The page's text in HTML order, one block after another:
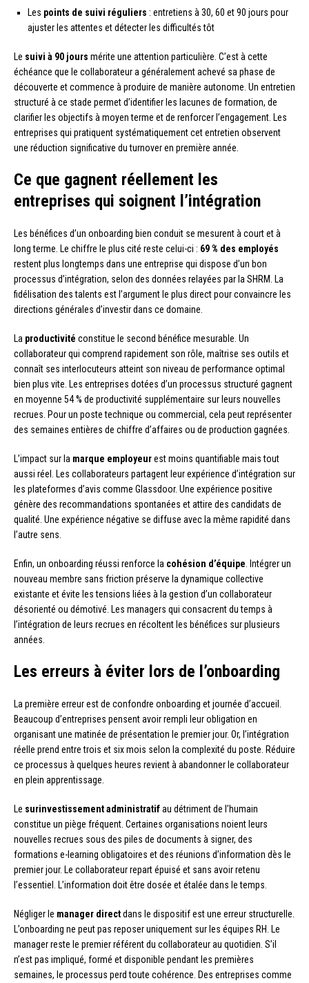
Les points de suivi réguliers : entretiens à 30, 60 et 90 jours pour
ajuster les attentes et détecter les difficultés tôt
Le suivi à 90 jours mérite une attention particulière. C’est à cette
échéance que le collaborateur a généralement achevé sa phase de
découverte et commence à produire de manière autonome. Un entretien
structuré à ce stade permet d’identifier les lacunes de formation, de
clarifier les objectifs à moyen terme et de renforcer l’engagement. Les
entreprises qui pratiquent systématiquement cet entretien observent
une réduction significative du turnover en première année.
Ce que gagnent réellement les
entreprises qui soignent l’intégration
Les bénéfices d’un onboarding bien conduit se mesurent à court et à
long terme. Le chiffre le plus cité reste celui-ci : 69 % des employés
restent plus longtemps dans une entreprise qui dispose d’un bon
processus d’intégration, selon des données relayées par la SHRM. La
fidélisation des talents est l’argument le plus direct pour convaincre les
directions générales d’investir dans ce domaine.
La productivité constitue le second bénéfice mesurable. Un
collaborateur qui comprend rapidement son rôle, maîtrise ses outils et
connaît ses interlocuteurs atteint son niveau de performance optimal
bien plus vite. Les entreprises dotées d’un processus structuré gagnent
en moyenne 54 % de productivité supplémentaire sur leurs nouvelles
recrues. Pour un poste technique ou commercial, cela peut représenter
des semaines entières de chiffre d’affaires ou de production gagnées.
L’impact sur la marque employeurest moins quantifiable mais tout
aussi réel. Les collaborateurs partagent leur expérience d’intégration sur
les plateformes d’avis comme Glassdoor. Une expérience positive
génère des recommandations spontanées et attire des candidats de
qualité. Une expérience négative se diffuse avec la même rapidité dans
l’autre sens.
Enfin, un onboarding réussi renforce la cohésion d’équipe . Intégrer un
nouveau membre sans friction préserve la dynamique collective
existante et évite les tensions liées à la gestion d’un collaborateur
désorienté ou démotivé. Les managers qui consacrent du temps à
l’intégration de leurs recrues en récoltent les bénéfices sur plusieurs
années.
Les erreurs à éviter lors de l’onboarding
La première erreur est de confondre onboarding et journée d’accueil.
Beaucoup d’entreprises pensent avoir rempli leur obligation en
organisant une matinée de présentation le premier jour. Or, l’intégration
réelle prend entre trois et six mois selon la complexité du poste. Réduire
ce processus à quelques heures revient à abandonner le collaborateur
en plein apprentissage.
Le surinvestissement administratifau détriment de l’humain
constitue un piège fréquent. Certaines organisations noient leurs
nouvelles recrues sous des piles de documents à signer, des
formations e-learning obligatoires et des réunions d’information dès le
premier jour. Le collaborateur repart épuisé et sans avoir retenu
l’essentiel. L’information doit être dosée et étalée dans le temps.
Négliger le manager directdans le dispositif est une erreur structurelle.
L’onboarding ne peut pas reposer uniquement sur les équipes RH. Le
manager reste le premier référent du collaborateur au quotidien. S’il
n’est pas impliqué, formé et disponible pendant les premières
semaines, le processus perd toute cohérence. Des entreprises comme